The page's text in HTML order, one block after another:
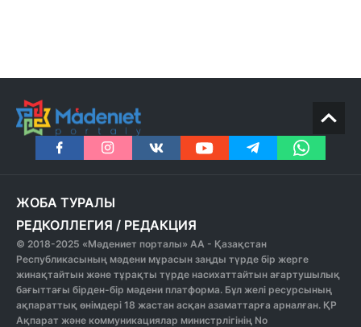
ЖОБА ТУРАЛЫ
РЕДКОЛЛЕГИЯ / РЕДАКЦИЯ
© 2018-2025 «Мәдениет порталы» АА - Қазақстан
Республикасының мәдени мұрасын заңды түрде бір жерге
жинақтайтын және тұрақты түрде насихаттайтын ағартушылық
бағыттағы бірден-бір мәдени платформа. Бұл желі ресурсының
ақпараттық өнімдері 18 жастан асқан азаматтарға арналған. ҚР
Ақпарат және коммуникациялар министрлігінің No